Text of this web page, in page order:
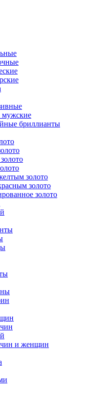
мужские
бриллианты
золото
золото
золото
и женщин